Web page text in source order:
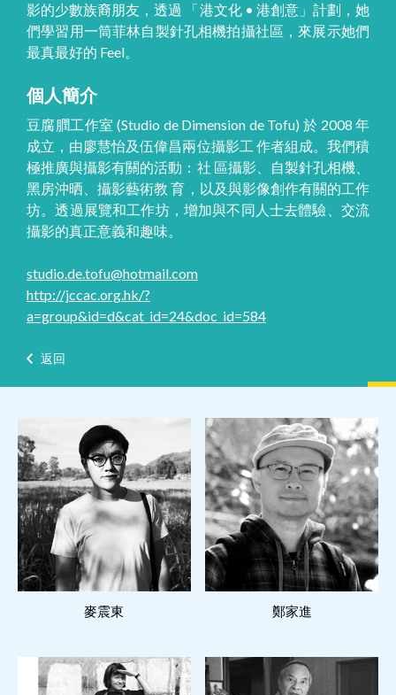
影的少數族裔朋友，透過 「港文化 • 港創意」計劃，她
們學習用一筒菲林自製針孔相機拍攝社區，來展示她們
最真最好的 Feel。
個人簡介
豆腐膶工作室 (Studio de Dimension de Tofu) 於 2008 年
成立，由廖慧怡及伍偉昌兩位攝影工 作者組成。我們積
極推廣與攝影有關的活動：社 區攝影、自製針孔相機、
黑房沖晒、攝影藝術教 育，以及與影像創作有關的工作
坊。透過展覽和工作坊，增加與不同人士去體驗、交流
攝影的真正意義和趣味。
studio.de.tofu@hotmail.com
http://jccac.org.hk/?
a=group&id=d&cat_id=24&doc_id=584
返回
麥震東 鄭家進